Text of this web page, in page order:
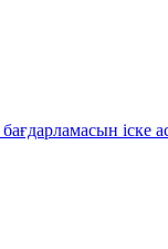
іске